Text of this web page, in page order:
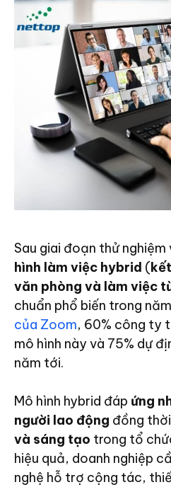
Sau giai đoạn thử nghiệm
hình làm việc hybrid (
văn phòng và làm việc
chuẩn phổ biến trong
của Zoom, 60% công ty
mô hình này và 75% dự
năm tới.
Mô hình hybrid đáp ứng
người lao động đồng thời
và sáng tạo trong tổ
hiệu quả, doanh nghiệp
nghệ hỗ trợ cộng tác,